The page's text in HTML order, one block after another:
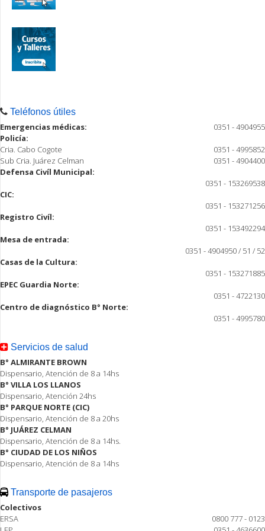
Teléfonos útiles
Emergencias médicas:
0351 - 4904955
Policía:
Cria. Cabo Cogote
0351 - 4995852
Sub Cria. Juárez Celman
0351 - 4904400
Defensa Civíl Municipal:
0351 - 153269538
CIC:
0351 - 153271256
Registro Civíl:
0351 - 153492294
Mesa de entrada:
0351 - 4904950 / 51 / 52
Casas de la Cultura:
0351 - 153271885
EPEC Guardia Norte:
0351 - 4722130
Centro de diagnóstico B° Norte:
0351 - 4995780
Servicios de salud
B° ALMIRANTE BROWN
Dispensario, Atención de 8 a 14hs
B° VILLA LOS LLANOS
Dispensario, Atención 24hs
B° PARQUE NORTE (CIC)
Dispensario, Atención de 8 a 20hs
B° JUÁREZ CELMAN
Dispensario, Atención de 8 a 14hs.
B° CIUDAD DE LOS NIÑOS
Dispensario, Atención de 8 a 14hs
Transporte de pasajeros
Colectivos
ERSA
0800 777 - 0123